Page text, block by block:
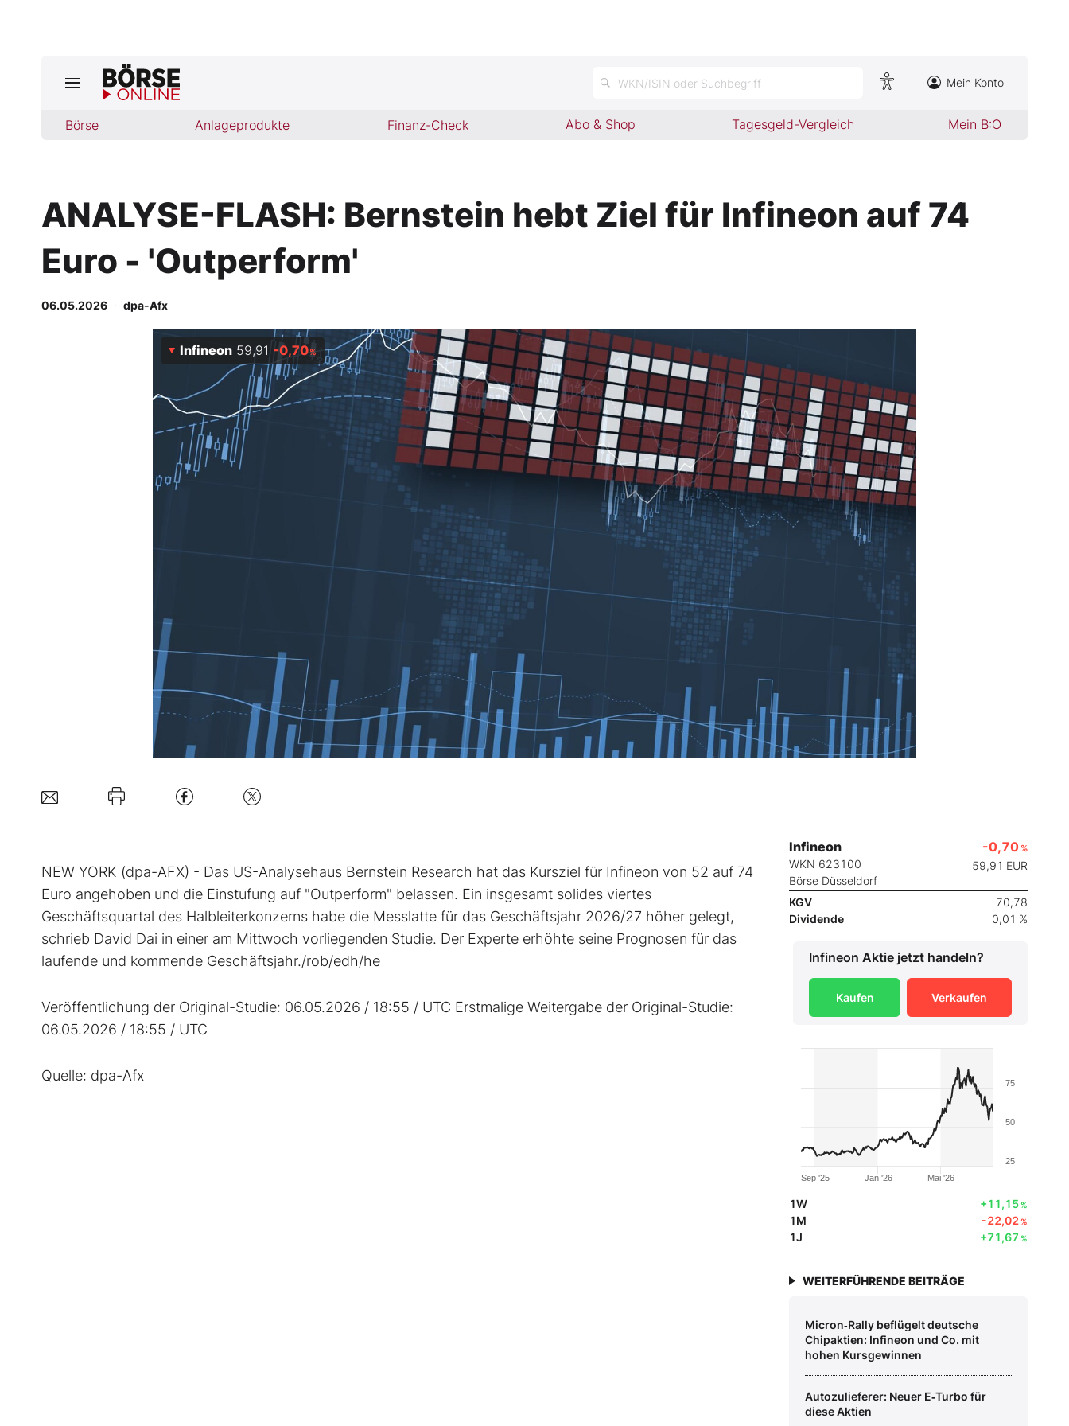
WKN/ISIN oder Suchbegriff Mein Konto
Börse Anlageprodukte Finanz-Check Abo & Shop Tagesgeld-Vergleich Mein B:O
Börse
Finanz-Check
Abo & Shop
BO-Musterdepots
Experten
Mein Konto
Folgen Sie uns
ANALYSE-FLASH: Bernstein hebt Ziel für Infineon auf 74
Euro - 'Outperform'
06.05.2026 · dpa-Afx
Infineon 59,91 -0,70%
NEW YORK (dpa-AFX) - Das US-Analysehaus Bernstein Research hat das Kursziel für Infineon von 52 auf 74
Euro angehoben und die Einstufung auf "Outperform" belassen. Ein insgesamt solides viertes
Geschäftsquartal des Halbleiterkonzerns habe die Messlatte für das Geschäftsjahr 2026/27 höher gelegt,
schrieb David Dai in einer am Mittwoch vorliegenden Studie. Der Experte erhöhte seine Prognosen für das
laufende und kommende Geschäftsjahr./rob/edh/he
Veröffentlichung der Original-Studie: 06.05.2026 / 18:55 / UTC Erstmalige Weitergabe der Original-Studie:
06.05.2026 / 18:55 / UTC
Quelle: dpa-Afx
Infineon
WKN 623100
Börse Düsseldorf
-0,70 %
59,91 EUR
KGV
70,78
Dividende
0,01 %
Infineon Aktie jetzt handeln?
Kaufen Verkaufen
Jan '26
Sep '25 Mai '26
25
50
75
1W +11,15%
1M -22,02%
1J +71,67 %
WEITERFÜHRENDE BEITRÄGE
Micron‑Rally beflügelt deutsche
Chipaktien: Infineon und Co. mit
hohen Kursgewinnen
Autozulieferer: Neuer E‑Turbo für
diese Aktien